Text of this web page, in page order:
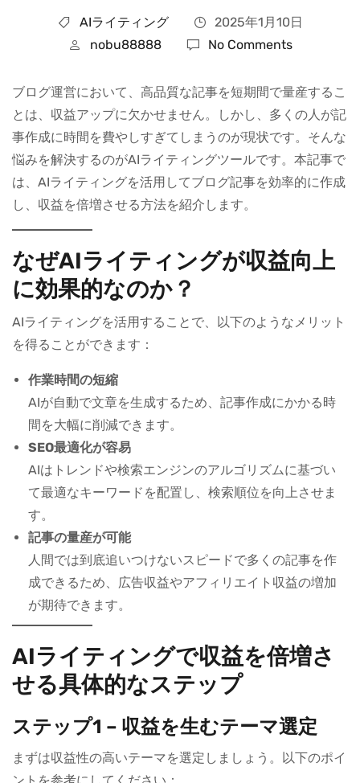
AIライティング
2025年1月10日
nobu88888
No Comments
ブログ運営において、高品質な記事を短期間で量産するこ
とは、収益アップに欠かせません。しかし、多くの人が記
事作成に時間を費やしすぎてしまうのが現状です。そんな
悩みを解決するのがAIライティングツールです。本記事で
は、AIライティングを活用してブログ記事を効率的に作成
し、収益を倍増させる方法を紹介します。
なぜAIライティングが収益向上
に効果的なのか？
AIライティングを活用することで、以下のようなメリット
を得ることができます：
作業時間の短縮
AIが自動で文章を生成するため、記事作成にかかる時
間を大幅に削減できます。
SEO最適化が容易
AIはトレンドや検索エンジンのアルゴリズムに基づい
て最適なキーワードを配置し、検索順位を向上させま
す。
記事の量産が可能
人間では到底追いつけないスピードで多くの記事を作
成できるため、広告収益やアフィリエイト収益の増加
が期待できます。
AIライティングで収益を倍増さ
せる具体的なステップ
ステップ1 – 収益を生むテーマ選定
まずは収益性の高いテーマを選定しましょう。以下のポイ